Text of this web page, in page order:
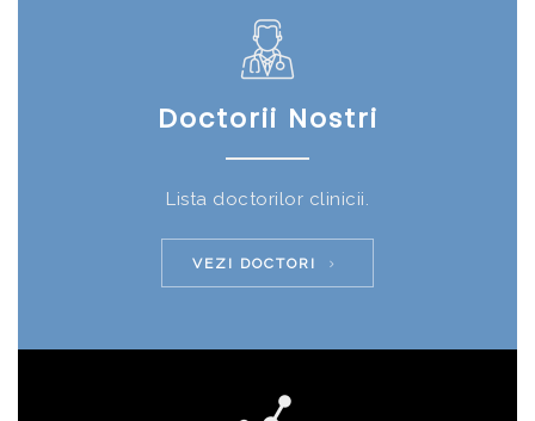
Doctorii Nostri
Lista doctorilor clinicii.
VEZI DOCTORI